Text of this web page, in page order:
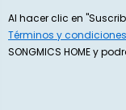
Al hacer clic en
Términos y condiciones
SONGMICS HOME y